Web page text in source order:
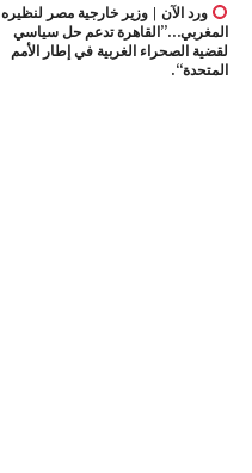
ورد الآن | وزير خارجية مصر لنظيره
المغربي…”القاهرة تدعم حل سياسي
لقضية الصحراء الغربية في إطار الأمم
المتحدة“.